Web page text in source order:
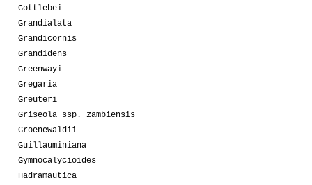
Gottlebei
Grandialata
Grandicornis
Grandidens
Greenwayi
Gregaria
Greuteri
Griseola ssp. zambiensis
Groenewaldii
Guillauminiana
Gymnocalycioides
Hadramautica